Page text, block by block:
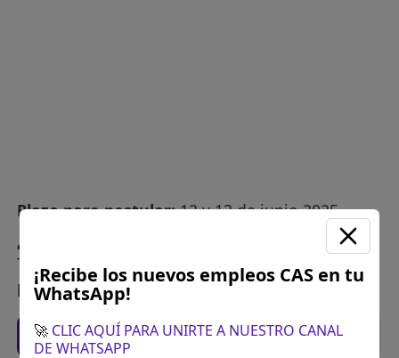
Plazo para postular:12 y 13 de junio 2025
¿Cómo postular?:
Tramite Documentario de la RSSCN (Mesa de
partes), hora: 8.00 am a 13:00 pm.
Recomendaciones para postular
¡Recibe los nuevos empleos CAS en tu
WhatsApp!
🚀 CLIC AQUÍ PARA UNIRTE A NUESTRO CANAL
DE WHATSAPP